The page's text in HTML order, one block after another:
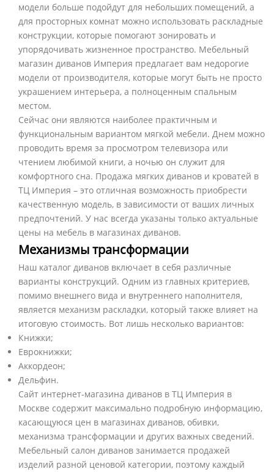
модели больше подойдут для небольших помещений, а
для просторных комнат можно использовать раскладные
конструкции, которые помогают зонировать и
упорядочивать жизненное пространство. Мебельный
магазин диванов Империя предлагает вам недорогие
модели от производителя, которые могут быть не просто
украшением интерьера, а полноценным спальным
местом.
Сейчас они являются наиболее практичным и
функциональным вариантом мягкой мебели. Днем можно
проводить время за просмотром телевизора или
чтением любимой книги, а ночью он служит для
комфортного сна. Продажа мягких диванов и кроватей в
ТЦ Империя – это отличная возможность приобрести
качественную модель, в зависимости от ваших личных
предпочтений. У нас всегда указаны только актуальные
цены на мебель в магазинах диванов.
Механизмы трансформации
Наш каталог диванов включает в себя различные
варианты конструкций. Одним из главных критериев,
помимо внешнего вида и внутреннего наполнителя,
является механизм раскладки, который также влияет на
итоговую стоимость. Вот лишь несколько вариантов:
Книжки;
Еврокнижки;
Аккордеон;
Дельфин.
Сайт интернет-магазина диванов в ТЦ Империя в
Москве содержит максимально подробную информацию,
касающуюся цен в магазинах диванов, обивки,
механизма трансформации и других важных сведений.
Мебельный салон диванов занимается продажей
изделий разной ценовой категории, поэтому каждый